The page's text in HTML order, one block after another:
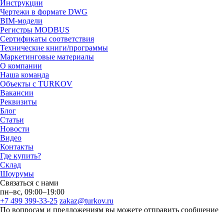
Инструкции
Чертежи в формате DWG
BIM-модели
Регистры MODBUS
Сертификаты соответствия
Технические книги/программы
Маркетинговые материалы
О компании
Наша команда
Объекты с TURKOV
Вакансии
Реквизиты
Блог
Статьи
Новости
Видео
Контакты
Где купить?
Склад
Шоурумы
Связаться с нами
пн–вс, 09:00–19:00
+7 499 399-33-25 zakaz@turkov.ru
По вопросам и предложениям вы можете отправить сообщение